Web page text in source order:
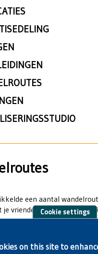
een aantal
je vrienden of gezin te
Sculpturenpark
Cookie settings
on this site to